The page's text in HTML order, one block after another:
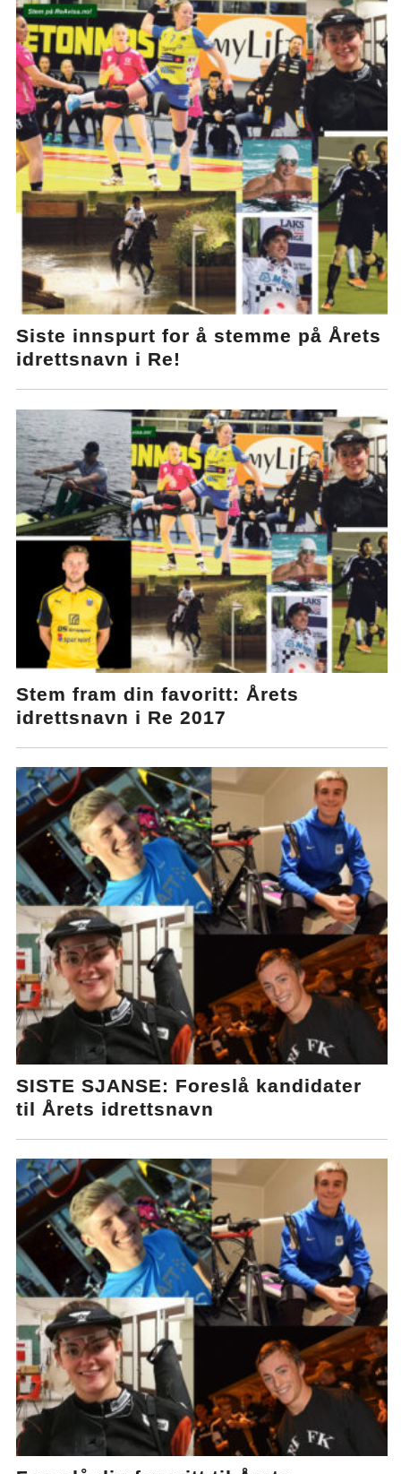
Siste innspurt for å stemme på Årets
idrettsnavn i Re!
Stem fram din favoritt: Årets
idrettsnavn i Re 2017
SISTE SJANSE: Foreslå kandidater
til Årets idrettsnavn